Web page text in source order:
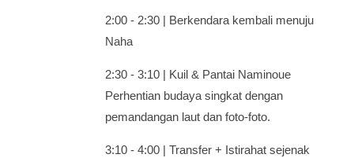
2:00 - 2:30 | Berkendara kembali menuju
Naha
2:30 - 3:10 | Kuil & Pantai Naminoue
Perhentian budaya singkat dengan
pemandangan laut dan foto-foto.
3:10 - 4:00 | Transfer + Istirahat sejenak